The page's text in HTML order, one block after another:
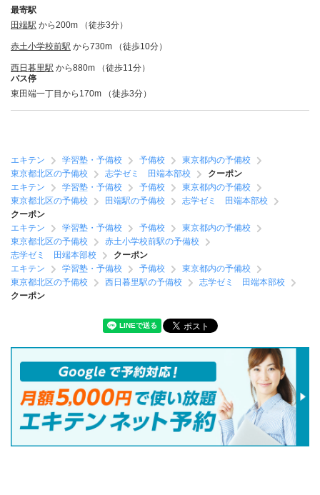
最寄駅
田端駅 から200m （徒歩3分）
赤土小学校前駅 から730m （徒歩10分）
西日暮里駅 から880m （徒歩11分）
バス停
東田端一丁目から170m （徒歩3分）
エキテン 学習塾・予備校 予備校
東京都内の予備校
東京都北区の予備校
志学ゼミ 田端本部校
クーポン
エキテン
学習塾・予備校 予備校
東京都内の予備校
東京都北区の予備校
田端駅の予備校
志学ゼミ 田端本部校
クーポン
エキテン
学習塾・予備校 予備校
東京都内の予備校
東京都北区の予備校
赤土小学校前駅の予備校
志学ゼミ 田端本部校
クーポン
エキテン
学習塾・予備校 予備校
東京都内の予備校
東京都北区の予備校
西日暮里駅の予備校
志学ゼミ 田端本部校
クーポン